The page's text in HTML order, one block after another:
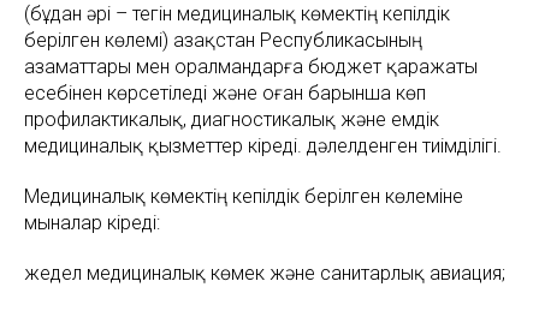
(бұдан әрі – тегін медициналық көмектің кепілдік
берілген көлемі) Қазақстан Республикасының
азаматтары мен оралмандарға бюджет қаражаты
есебінен көрсетіледі және оған барынша көп
профилактикалық, диагностикалық және емдік
медициналық қызметтер кіреді. дәлелденген тиімділігі.
Медициналық көмектің кепілдік берілген көлеміне
мыналар кіреді:
жедел медициналық көмек және санитарлық авиация;